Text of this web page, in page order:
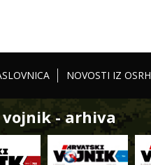
NOVOSTI IZ OSRH
- arhiva